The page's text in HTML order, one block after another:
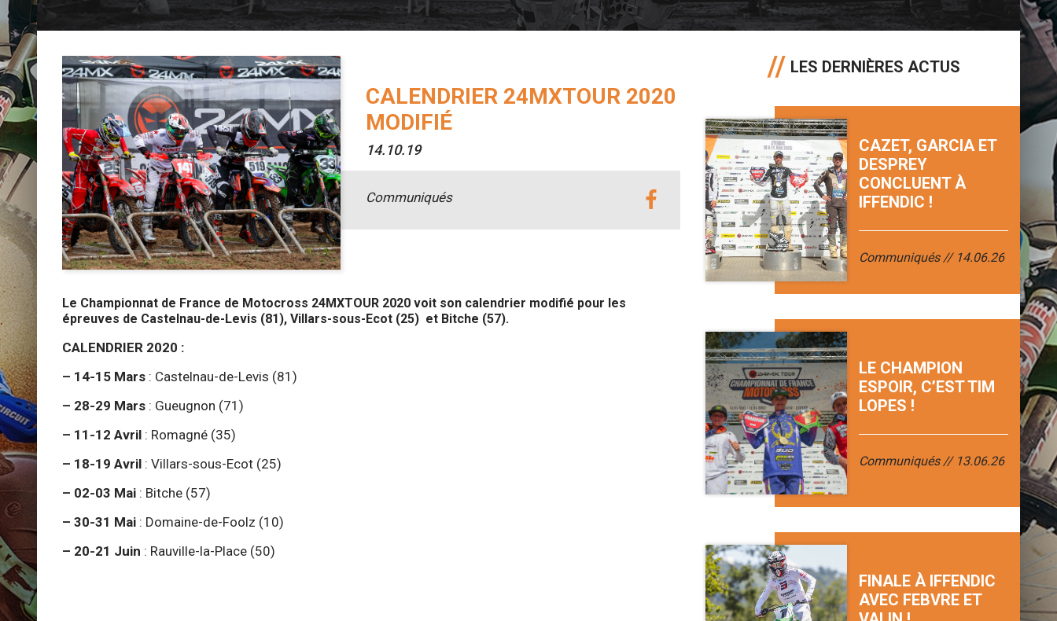
CALENDRIER 24MXTOUR 2020
MODIFIÉ
14.10.19
Communiqués
Le Championnat de France de Motocross 24MXTOUR 2020 voit son calendrier modifié pour les
épreuves de Castelnau-de-Levis (81), Villars-sous-Ecot (25) et Bitche (57).
CALENDRIER 2020 :
– 14-15 Mars : Castelnau-de-Levis (81)
– 28-29 Mars : Gueugnon (71)
– 11-12 Avril : Romagné (35)
– 18-19 Avril : Villars-sous-Ecot (25)
– 02-03 Mai : Bitche (57)
– 30-31 Mai : Domaine-de-Foolz (10)
– 20-21 Juin : Rauville-la-Place (50)
LES DERNIÈRES ACTUS
CAZET, GARCIA ET
DESPREY
CONCLUENT À
IFFENDIC !
Communiqués 14.06.26
LE CHAMPION
ESPOIR, C’EST TIM
LOPES !
Communiqués 13.06.26
FINALE À IFFENDIC
AVEC FEBVRE ET